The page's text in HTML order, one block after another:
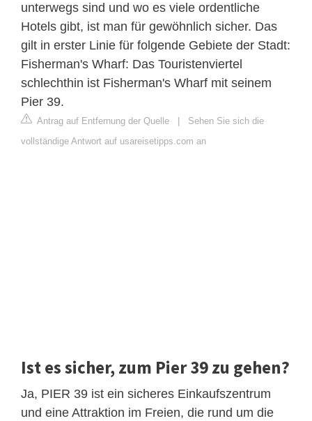
unterwegs sind und wo es viele ordentliche
Hotels gibt, ist man für gewöhnlich sicher. Das
gilt in erster Linie für folgende Gebiete der Stadt:
Fisherman's Wharf: Das Touristenviertel
schlechthin ist Fisherman's Wharf mit seinem
Pier 39.
Antrag auf Entfernung der Quelle
Sehen Sie sich die
vollständige Antwort auf usareisetipps.com an
Ist es sicher, zum Pier 39 zu gehen?
Ja, PIER 39 ist ein sicheres Einkaufszentrum
und eine Attraktion im Freien, die rund um die